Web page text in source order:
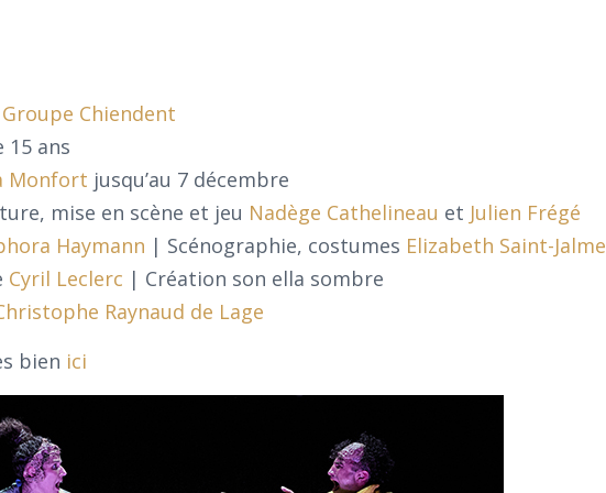
Groupe Chiendent
ans
Monfort jusqu’au 7 décembre
mise en scène et jeu Nadège Cathelineau et Julien Frégé
Haymann | Scénographie, costumes Elizabeth Saint-
Cyril Leclerc | Création son ella sombre
Raynaud de Lage
bien ici